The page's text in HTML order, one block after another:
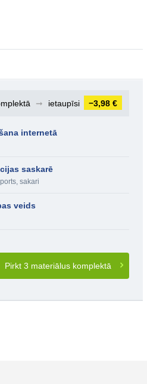
➞ ietaupīsi −3,98 €
internetā
saskarē
sakari
veids
Pirkt 3 materiālus komplektā